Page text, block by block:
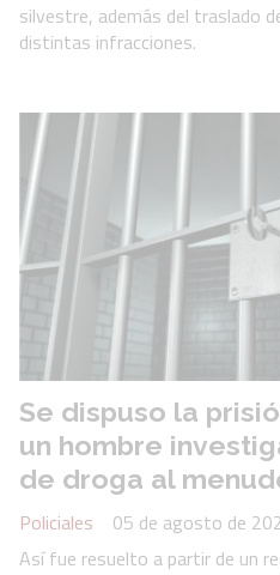
silvestre, además del traslado
distintas infracciones.
Se dispuso la
un hombre
de droga al
Policiales
05 de agosto de
Así fue resuelto a partir de un